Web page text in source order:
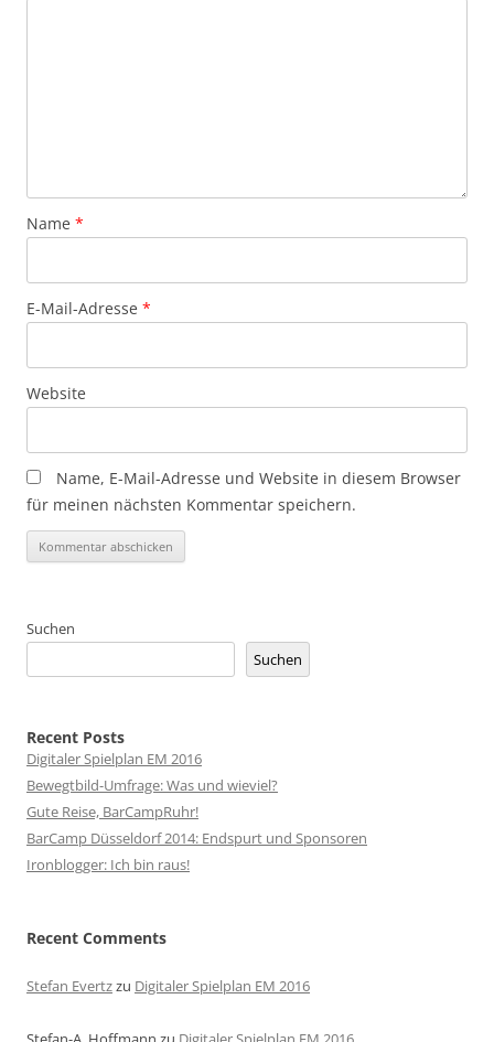
Name *
E-Mail-Adresse *
Website
Name, E-Mail-Adresse und Website in diesem Browser
für meinen nächsten Kommentar speichern.
Suchen
Suchen
Recent Posts
Digitaler Spielplan EM 2016
Bewegtbild-Umfrage: Was und wieviel?
Gute Reise, BarCampRuhr!
BarCamp Düsseldorf 2014: Endspurt und Sponsoren
Ironblogger: Ich bin raus!
Recent Comments
Stefan Evertzzu Digitaler Spielplan EM 2016